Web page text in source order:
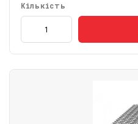
Кількість